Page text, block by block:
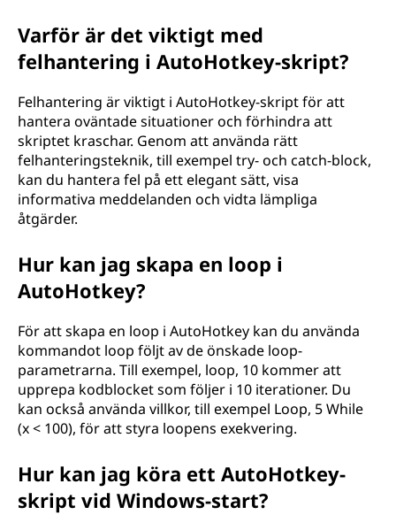
Varför är det viktigt med
felhantering i AutoHotkey-skript?
Felhantering är viktigt i AutoHotkey-skript för att
hantera oväntade situationer och förhindra att
skriptet kraschar. Genom att använda rätt
felhanteringsteknik, till exempel try- och catch-block,
kan du hantera fel på ett elegant sätt, visa
informativa meddelanden och vidta lämpliga
åtgärder.
Hur kan jag skapa en loop i
AutoHotkey?
För att skapa en loop i AutoHotkey kan du använda
kommandot loop följt av de önskade loop-
parametrarna. Till exempel, loop, 10 kommer att
upprepa kodblocket som följer i 10 iterationer. Du
kan också använda villkor, till exempel Loop, 5 While
(x < 100), för att styra loopens exekvering.
Hur kan jag köra ett AutoHotkey-
skript vid Windows-start?